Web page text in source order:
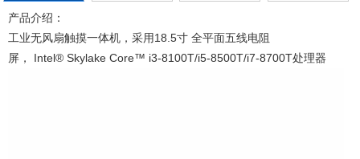
产品介绍：
工业无风扇触摸一体机，采用18.5寸 全平面五线电阻
屏，
Intel® Skylake Core™ i3-8100T/i5-8500T/i7-8700T处理器